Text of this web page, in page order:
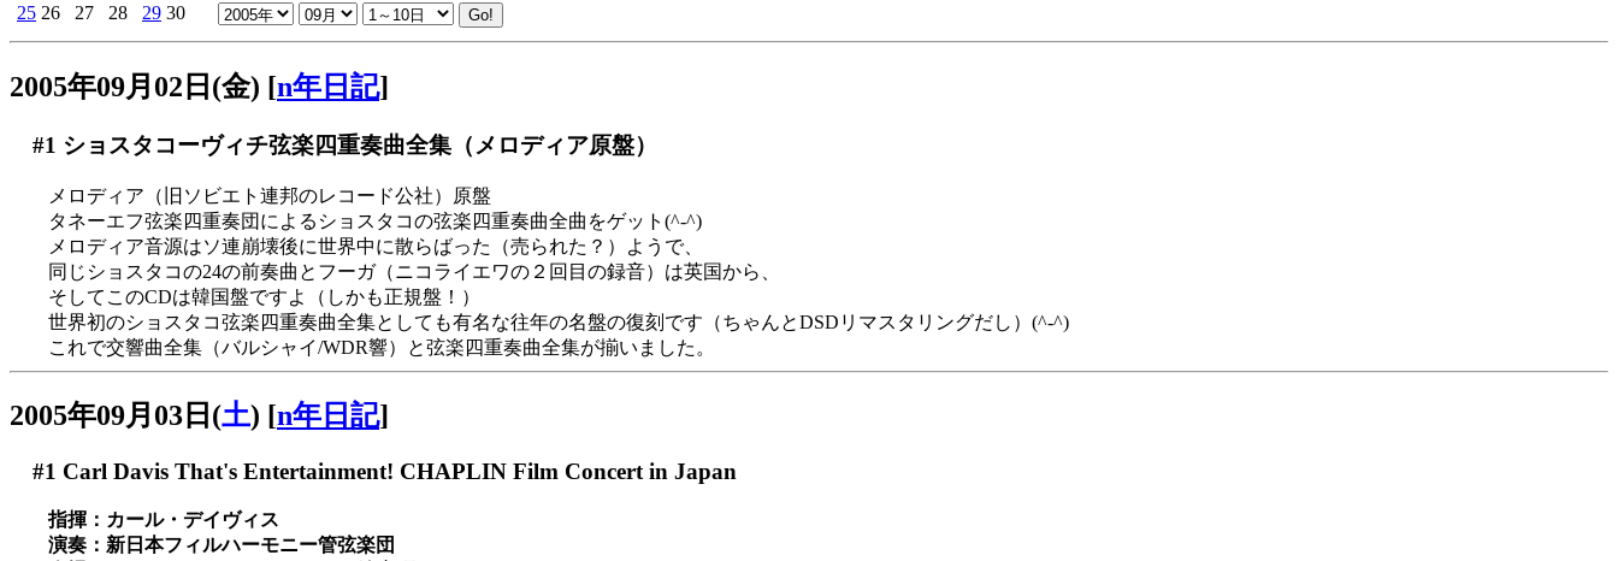
25 26 27 28 29 30
2005年09月02日(金) [n年日記]
#1 ショスタコーヴィチ弦楽四重奏曲全集（メロディア原盤）
メロディア（旧ソビエト連邦のレコード公社）原盤
タネーエフ弦楽四重奏団によるショスタコの弦楽四重奏曲全曲をゲット(^-^)
メロディア音源はソ連崩壊後に世界中に散らばった（売られた？）ようで、
同じショスタコの24の前奏曲とフーガ（ニコライエワの２回目の録音）は英国から、
そしてこのCDは韓国盤ですよ（しかも正規盤！）
世界初のショスタコ弦楽四重奏曲全集としても有名な往年の名盤の復刻です（ちゃんとDSDリマスタリングだし）(^-^)
これで交響曲全集（バルシャイ/WDR響）と弦楽四重奏曲全集が揃いました。
2005年09月03日(土) [n年日記]
#1 Carl Davis That's Entertainment! CHAPLIN Film Concert in Japan
指揮：カール・デイヴィス
演奏：新日本フィルハーモニー管弦楽団